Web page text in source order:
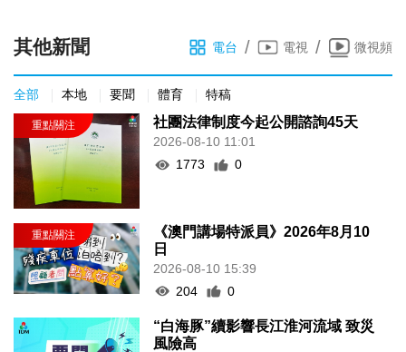
其他新聞 電台 / 電視 / 微視頻
全部 本地 要聞 體育 特稿
社團法律制度今起公開諮詢45天
2026-08-10 11:01
1773
0
《澳門講場特派員》2026年8月10
日
2026-08-10 15:39
204
0
“白海豚”續影響長江淮河流域 致災
風險高